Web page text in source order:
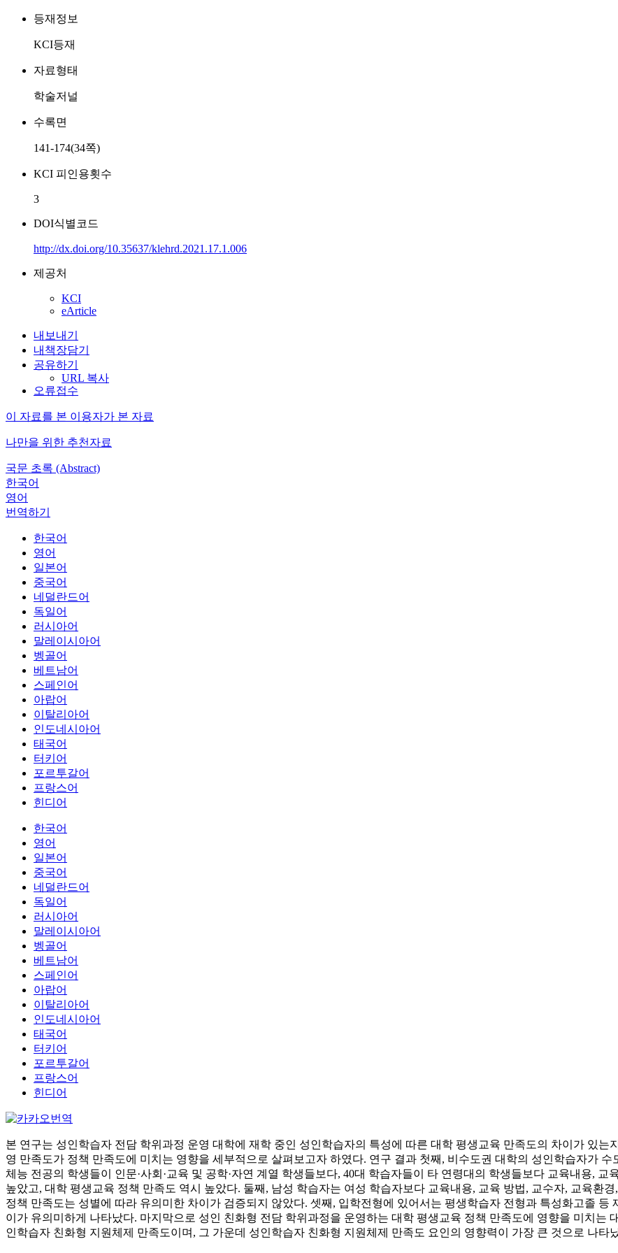
등재정보
KCI등재
자료형태
학술저널
수록면
141-174(34쪽)
KCI 피인용횟수
3
DOI식별코드
http://dx.doi.org/10.35637/klehrd.2021.17.1.006
제공처
KCI
eArticle
내보내기
내책장담기
공유하기
URL 복사
오류접수
이 자료를 본 이용자가 본 자료
나만을 위한 추천자료
국문 초록 (Abstract)
한국어
영어
번역하기
한국어
영어
일본어
중국어
네덜란드어
독일어
러시아어
말레이시아어
벵골어
베트남어
스페인어
아랍어
이탈리아어
인도네시아어
태국어
터키어
포르투갈어
프랑스어
힌디어
한국어
영어
일본어
중국어
네덜란드어
독일어
러시아어
말레이시아어
벵골어
베트남어
스페인어
아랍어
이탈리아어
인도네시아어
태국어
터키어
포르투갈어
프랑스어
힌디어
본 연구는 성인학습자 전담 학위과정 운영 대학에 재학 중인 성인학습자의 특성에 따른 대학 평생교육 만족도의 차이가 있
영 만족도가 정책 만족도에 미치는 영향을 세부적으로 살펴보고자 하였다. 연구 결과 첫째, 비수도권 대학의 성인학습자가
체능 전공의 학생들이 인문·사회·교육 및 공학·자연 계열 학생들보다, 40대 학습자들이 타 연령대의 학생들보다 교육내용,
높았고, 대학 평생교육 정책 만족도 역시 높았다. 둘째, 남성 학습자는 여성 학습자보다 교육내용, 교육 방법, 교수자, 교육환
정책 만족도는 성별에 따라 유의미한 차이가 검증되지 않았다. 셋째, 입학전형에 있어서는 평생학습자 전형과 특성화고졸
이가 유의미하게 나타났다. 마지막으로 성인 친화형 전담 학위과정을 운영하는 대학 평생교육 정책 만족도에 영향을 미치는
인학습자 친화형 지원체제 만족도이며, 그 가운데 성인학습자 친화형 지원체제 만족도 요인의 영향력이 가장 큰 것으로 나타